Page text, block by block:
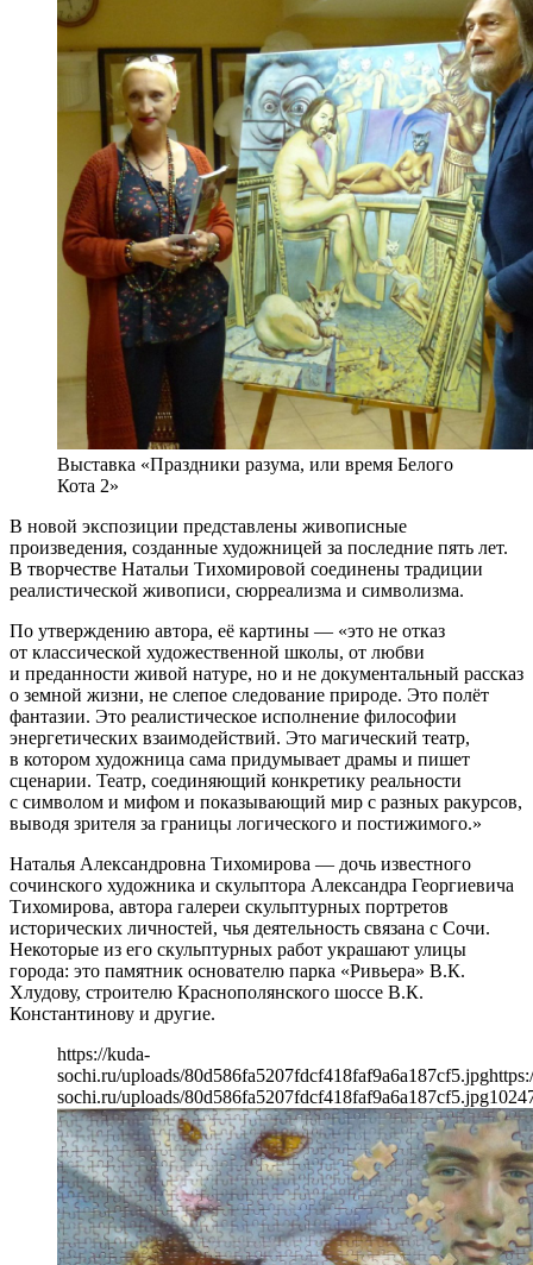
Выставка «Праздники разума, или время Белого
Кота 2»
В новой экспозиции представлены живописные
произведения, созданные художницей за последние пять лет.
В творчестве Натальи Тихомировой соединены традиции
реалистической живописи, сюрреализма и символизма.
По утверждению автора, её картины — «это не отказ
от классической художественной школы, от любви
и преданности живой натуре, но и не документальный рассказ
о земной жизни, не слепое следование природе. Это полёт
фантазии. Это реалистическое исполнение философии
энергетических взаимодействий. Это магический театр,
в котором художница сама придумывает драмы и пишет
сценарии. Театр, соединяющий конкретику реальности
с символом и мифом и показывающий мир с разных ракурсов,
выводя зрителя за границы логического и постижимого.»
Наталья Александровна Тихомирова — дочь известного
сочинского художника и скульптора Александра Георгиевича
Тихомирова, автора галереи скульптурных портретов
исторических личностей, чья деятельность связана с Сочи.
Некоторые из его скульптурных работ украшают улицы
города: это памятник основателю парка «Ривьера» В.К.
Хлудову, строителю Краснополянского шоссе В.К.
Константинову и другие.
https://kuda-
sochi.ru/uploads/80d586fa5207fdcf418faf9a6a187cf5.jpg
sochi.ru/uploads/80d586fa5207fdcf418faf9a6a187cf5.jpg1024